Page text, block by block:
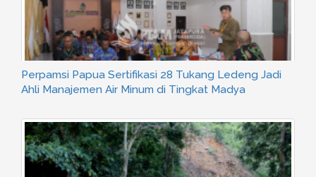
HUT ke-34 PTAM Jayapura (Perseroda), Dirut
Paparkan Tantangan Pelayanan Tukang Ledeng